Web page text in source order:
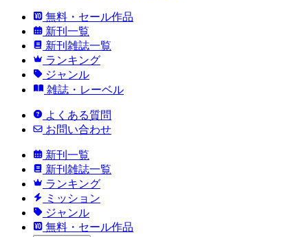
無料・セール作品
新刊一覧
新刊雑誌一覧
ランキング
ジャンル
雑誌・レーベル
よくある質問
お問い合わせ
新刊一覧
新刊雑誌一覧
ランキング
ミッション
ジャンル
無料・セール作品